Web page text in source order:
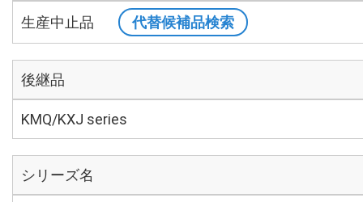
生産中止品 代替候補品検索
後継品
KMQ/KXJ series
シリーズ名